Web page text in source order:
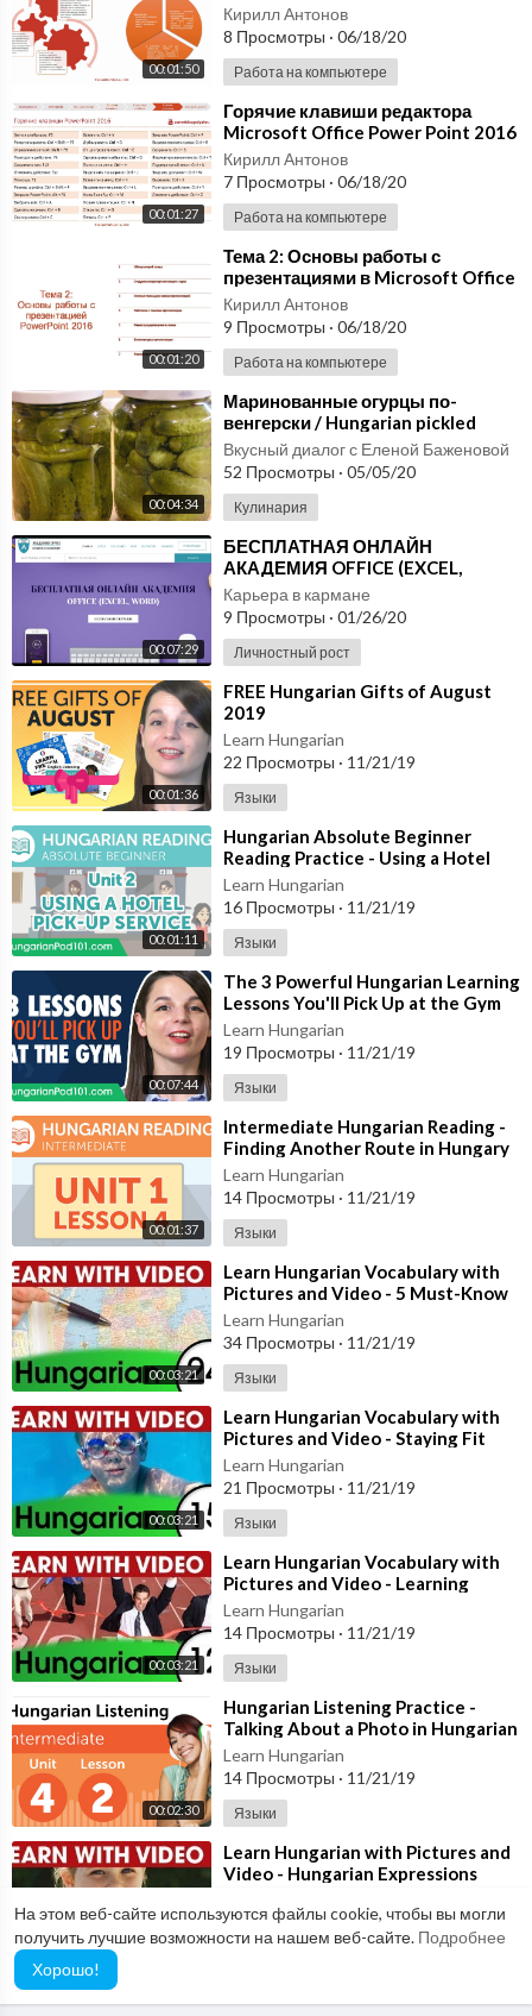
На этом веб-сайте используются файлы cookie, чтобы вы могли
получить лучшие возможности на нашем веб-сайте. Подробнее
Хорошо!
00:01:50
Кирилл Антонов
8 Просмотры · 06/18/20
Работа на компьютере
00:01:27
⁣Горячие клавиши редактора
Microsoft Office Power Point 2016
Кирилл Антонов
7 Просмотры · 06/18/20
Работа на компьютере
00:01:20
⁣Тема 2: Основы работы с
презентациями в Microsoft Office
PowerPoint 2016
Кирилл Антонов
9 Просмотры · 06/18/20
Работа на компьютере
00:04:34
⁣Маринованные огурцы по-
венгерски / Hungarian pickled
cucumbers ♡ English subtitles
Вкусный диалог с Еленой Баженовой
52 Просмотры · 05/05/20
Кулинария
00:07:29
⁣БЕСПЛАТНАЯ ОНЛАЙН
АКАДЕМИЯ OFFICE (EXCEL,
WORD). Онлайн образование.
Онлайн курсы. Онлайн школа.
Карьера в кармане
9 Просмотры · 01/26/20
Личностный рост
00:01:36
⁣FREE Hungarian Gifts of August
2019
Learn Hungarian
22 Просмотры · 11/21/19
Языки
00:01:11
⁣Hungarian Absolute Beginner
Reading Practice - Using a Hotel
Pick-Up Service
Learn Hungarian
16 Просмотры · 11/21/19
Языки
00:07:44
⁣The 3 Powerful Hungarian Learning
Lessons You'll Pick Up at the Gym
Learn Hungarian
19 Просмотры · 11/21/19
Языки
00:01:37
⁣Intermediate Hungarian Reading -
Finding Another Route in Hungary
Learn Hungarian
14 Просмотры · 11/21/19
Языки
00:03:21
⁣Learn Hungarian Vocabulary with
Pictures and Video - 5 Must-Know
Hungarian Words 1
Learn Hungarian
34 Просмотры · 11/21/19
Языки
00:03:21
⁣Learn Hungarian Vocabulary with
Pictures and Video - Staying Fit
with Hungarian Exercises
Learn Hungarian
21 Просмотры · 11/21/19
Языки
00:03:21
⁣Learn Hungarian Vocabulary with
Pictures and Video - Learning
Through Opposites 2
Learn Hungarian
14 Просмотры · 11/21/19
Языки
00:02:30
⁣Hungarian Listening Practice -
Talking About a Photo in Hungarian
Learn Hungarian
14 Просмотры · 11/21/19
Языки
⁣Learn Hungarian with Pictures and
Video - Hungarian Expressions
12 Просмотры·11/21/19